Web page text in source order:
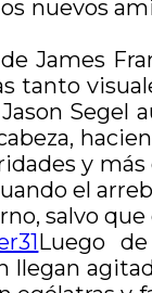
nuevos
de James
tanto
Segel
y
el
salvo
Luego
llegan